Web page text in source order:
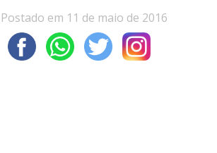
Postado em 11 de maio de 2016